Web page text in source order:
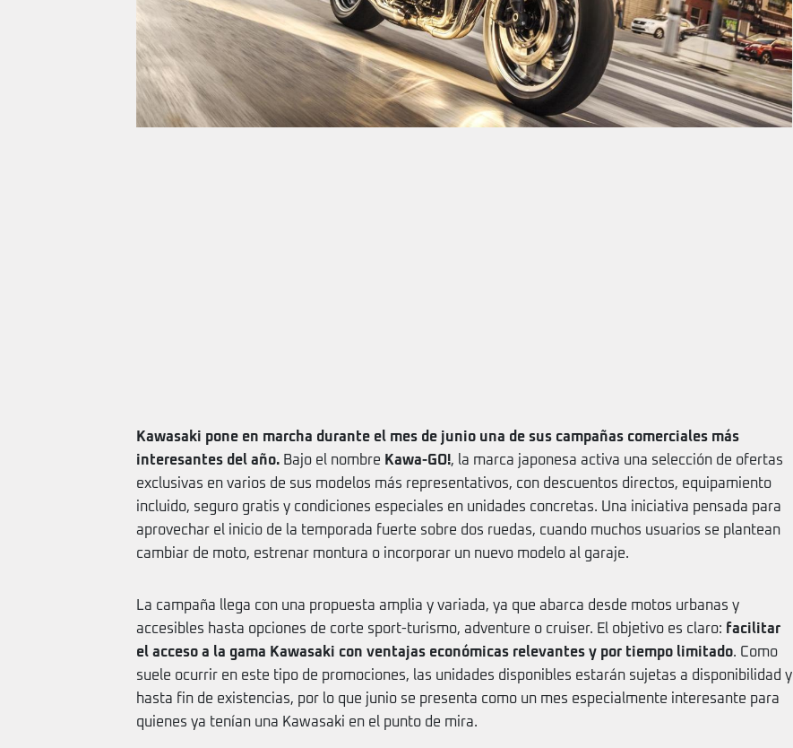
Kawasaki pone en marcha durante el mes de junio una de sus campañas comerciales más
interesantes del año. Bajo el nombre Kawa-GO!, la marca japonesa activa una selección de ofertas
exclusivas en varios de sus modelos más representativos, con descuentos directos, equipamiento
incluido, seguro gratis y condiciones especiales en unidades concretas. Una iniciativa pensada para
aprovechar el inicio de la temporada fuerte sobre dos ruedas, cuando muchos usuarios se plantean
cambiar de moto, estrenar montura o incorporar un nuevo modelo al garaje.
La campaña llega con una propuesta amplia y variada, ya que abarca desde motos urbanas y
accesibles hasta opciones de corte sport-turismo, adventure o cruiser. El objetivo es claro: facilitar
el acceso a la gama Kawasaki con ventajas económicas relevantes y por tiempo limitado. Como
suele ocurrir en este tipo de promociones, las unidades disponibles estarán sujetas a disponibilidad y
hasta fin de existencias, por lo que junio se presenta como un mes especialmente interesante para
quienes ya tenían una Kawasaki en el punto de mira.